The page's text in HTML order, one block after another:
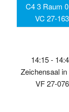
C4 3 Raum
VC 27-163
14:15 ‑
Zeichensaal in
VF 27-076